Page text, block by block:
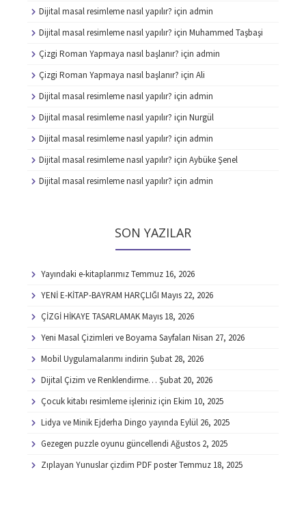
Dijital masal resimleme nasıl yapılır? için admin
Dijital masal resimleme nasıl yapılır? için Muhammed Taşbaşi
Çizgi Roman Yapmaya nasıl başlanır? için admin
Çizgi Roman Yapmaya nasıl başlanır? için Ali
Dijital masal resimleme nasıl yapılır? için admin
Dijital masal resimleme nasıl yapılır? için Nurgül
Dijital masal resimleme nasıl yapılır? için admin
Dijital masal resimleme nasıl yapılır? için Aybüke Şenel
Dijital masal resimleme nasıl yapılır? için admin
SON YAZILAR
Yayındaki e-kitaplarımızTemmuz 16, 2026
YENİ E-KİTAP-BAYRAM HARÇLIĞI Mayıs 22, 2026
ÇİZGİ HİKAYE TASARLAMAKMayıs 18, 2026
Yeni Masal Çizimleri ve Boyama Sayfaları Nisan 27, 2026
Mobil Uygulamalarımı indirin Şubat 28, 2026
Dijital Çizim ve Renklendirme… Şubat 20, 2026
Çocuk kitabı resimleme işleriniz için Ekim 10, 2025
Lidya ve Minik Ejderha Dingo yayında Eylül 26, 2025
Gezegen puzzle oyunu güncellendi Ağustos 2, 2025
Zıplayan Yunuslar çizdim PDF posterTemmuz 18, 2025